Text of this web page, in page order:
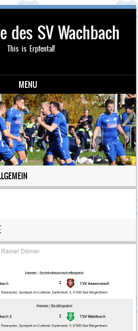
des SV Wachbach
This is Erpfental!
MENU
Rainer Dörner